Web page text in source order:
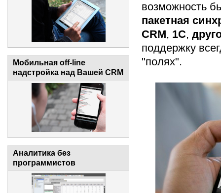
Мобильная off-line
надстройка над Вашей CRM
Аналитика без
программистов
возможность
пакетная
CRM, 1C,
поддержку
"полях".